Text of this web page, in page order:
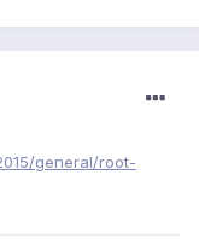
general/root-